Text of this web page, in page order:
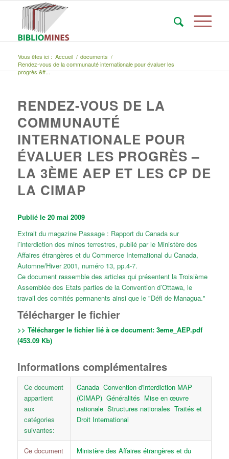
Vous êtes ici : Accueil / documents /
Rendez-vous de la communauté internationale pour évaluer les
progrès &#...
RENDEZ-VOUS DE LA
COMMUNAUTÉ
INTERNATIONALE POUR
ÉVALUER LES PROGRÈS –
LA 3ÈME AEP ET LES CP DE
LA CIMAP
Publié le 20 mai 2009
Extrait du magazine Passage : Rapport du Canada sur
l’interdiction des mines terrestres, publié par le Ministère des
Affaires étrangères et du Commerce International du Canada,
Automne/Hiver 2001, numéro 13, pp.4-7.
Ce document rassemble des articles qui présentent la Troisième
Assemblée des Etats parties de la Convention d’Ottawa, le
travail des comités permanents ainsi que le "Défi de Managua."
Télécharger le fichier
>> Télécharger le fichier lié à ce document: 3eme_AEP.pdf
(453.09 Kb)
Informations complémentaires
Ce document
appartient
aux
catégories
suivantes:
Canada Convention d'interdiction MAP
(CIMAP) Généralités Mise en œuvre
nationale Structures nationales Traités et
Droit International
Ce document
Ministère des Affaires étrangères et du